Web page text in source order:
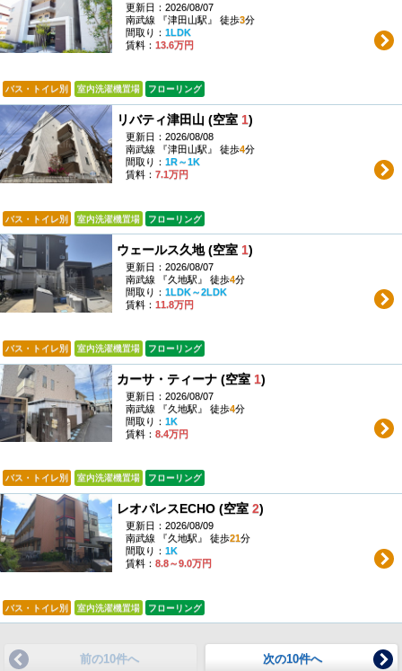
更新日：2026/08/07
南武線 『津田山駅』 徒歩3分
間取り： 1LDK
賃料： 13.6万円
バス・トイレ別 室内洗濯機置場 フローリング
リバティ津田山 (空室 1)
更新日：2026/08/08
南武線 『津田山駅』 徒歩4分
間取り： 1R～1K
賃料： 7.1万円
バス・トイレ別 室内洗濯機置場 フローリング
ウェールス久地 (空室 1)
更新日：2026/08/07
南武線 『久地駅』 徒歩4分
間取り： 1LDK～2LDK
賃料： 11.8万円
バス・トイレ別 室内洗濯機置場 フローリング
カーサ・ティーナ (空室 1)
更新日：2026/08/07
南武線 『久地駅』 徒歩4分
間取り： 1K
賃料： 8.4万円
バス・トイレ別 室内洗濯機置場 フローリング
レオパレスECHO (空室 2)
更新日：2026/08/09
南武線 『久地駅』 徒歩21分
間取り： 1K
賃料： 8.8～9.0万円
バス・トイレ別 室内洗濯機置場 フローリング
前の10件へ 次の10件へ